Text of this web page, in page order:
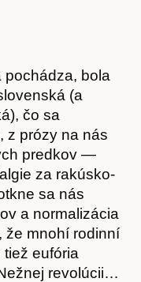
pochádza, bola
(a
čo sa
z prózy na nás
predkov —
za rakúsko-
sa nás
a normalizácia
že mnohí rodinní
eufória
revolúcii…